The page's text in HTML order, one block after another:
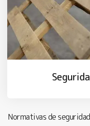
Normativas de